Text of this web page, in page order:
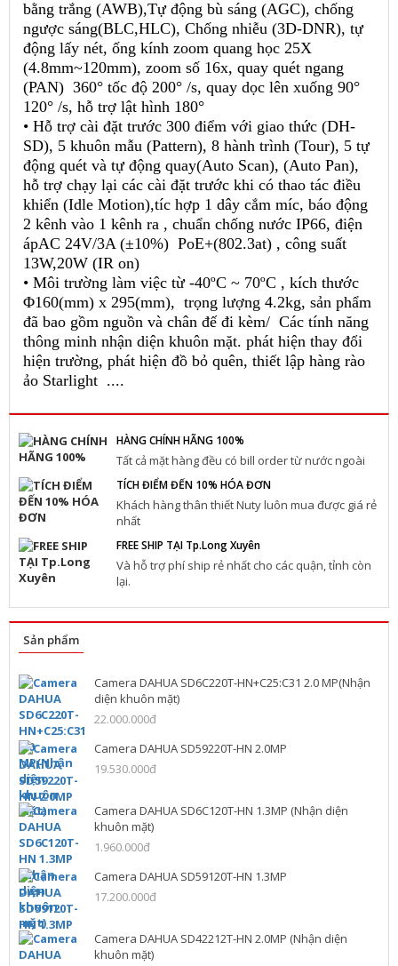
bằng trắng (AWB),Tự động bù sáng (AGC), chống
ngược sáng(BLC,HLC), Chống nhiễu (3D-DNR), tự
động lấy nét, ống kính zoom quang học 25X
(4.8mm~120mm), zoom số 16x, quay quét ngang
(PAN) 360° tốc độ 200° /s, quay dọc lên xuống 90°
120° /s, hỗ trợ lật hình 180°
• Hỗ trợ cài đặt trước 300 điểm với giao thức (DH-
SD), 5 khuôn mẫu (Pattern), 8 hành trình (Tour), 5 tự
động quét và tự động quay(Auto Scan), (Auto Pan),
hỗ trợ chạy lại các cài đặt trước khi có thao tác điều
khiển (Idle Motion),tíc hợp 1 dây cắm míc, báo động
2 kênh vào 1 kênh ra , chuẩn chống nước IP66, điện
ápAC 24V/3A (±10%) PoE+(802.3at) , công suất
13W,20W (IR on)
• Môi trường làm việc từ -40ºC ~ 70ºC , kích thước
Φ160(mm) x 295(mm), trọng lượng 4.2kg, sản phẩm
đã bao gồm nguồn và chân đế đi kèm/ Các tính năng
thông minh nhận diện khuôn mặt. phát hiện thay đổi
hiện trường, phát hiện đồ bỏ quên, thiết lập hàng rào
ảo Starlight ....
HÀNG CHÍNH HÃNG 100%
Tất cả mặt hàng đều có bill order từ nước ngoài
TÍCH ĐIỂM ĐẾN 10% HÓA ĐƠN
Khách hàng thân thiết Nuty luôn mua được giá rẻ
nhất
FREE SHIP TẠI Tp.Long Xuyên
Và hỗ trợ phí ship rẻ nhất cho các quận, tỉnh còn
lại.
Sản phẩm
Camera DAHUA SD6C220T-HN+C25:C31 2.0 MP(Nhận
diện khuôn mặt)
22.000.000đ
Camera DAHUA SD59220T-HN 2.0MP
19.530.000đ
Camera DAHUA SD6C120T-HN 1.3MP (Nhận diện
khuôn mặt)
1.960.000đ
Camera DAHUA SD59120T-HN 1.3MP
17.200.000đ
Camera DAHUA SD42212T-HN 2.0MP (Nhận diện
khuôn mặt)